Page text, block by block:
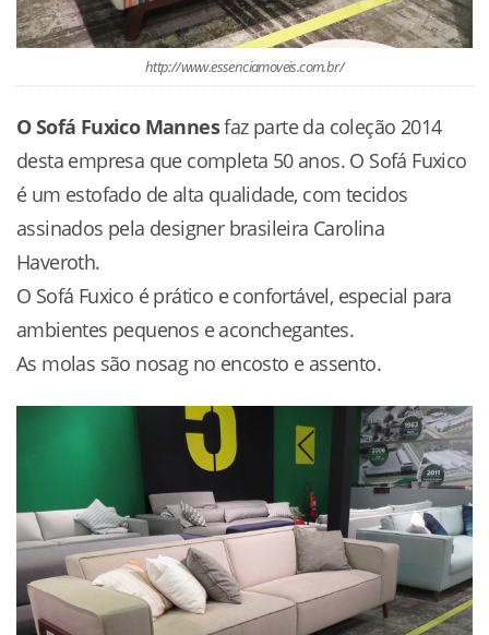
http://www.essenciamoveis.com.br/
O Sofá Fuxico Mannesfaz parte da coleção 2014
desta empresa que completa 50 anos. O Sofá Fuxico
é um estofado de alta qualidade, com tecidos
assinados pela designer brasileira Carolina
Haveroth.
O Sofá Fuxico é prático e confortável, especial para
ambientes pequenos e aconchegantes.
As molas são nosag no encosto e assento.